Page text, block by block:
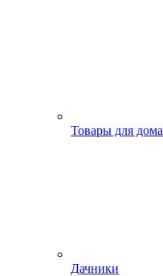
Товары для дома
Дачники